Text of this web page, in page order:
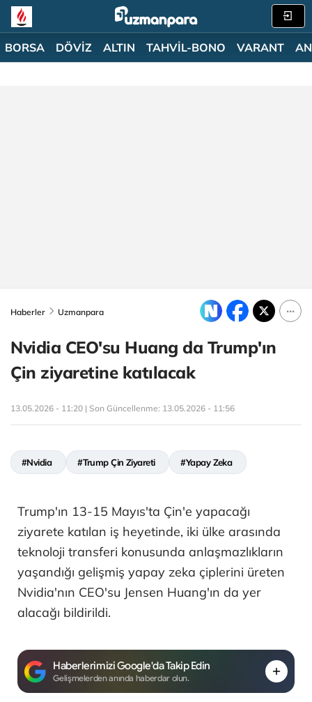
BORSA DÖVİZ ALTIN TAHVİL-BONO VARANT
Haberler Uzmanpara
Nvidia CEO'su Huang da Trump'ın
Çin ziyaretine katılacak
13.05.2026 - 11:20 | Son Güncellenme: 13.05.2026 - 11:56
#Nvidia #Trump Çin Ziyareti #Yapay Zeka
Trump'ın 13-15 Mayıs'ta Çin'e yapacağı
ziyarete katılan iş heyetinde, iki ülke arasında
teknoloji transferi konusunda anlaşmazlıkların
yaşandığı gelişmiş yapay zeka çiplerini üreten
Nvidia'nın CEO'su Jensen Huang'ın da yer
alacağı bildirildi.
Haberlerimizi Google'da Takip Edin
Gelişmelerden anında haberdar olun.